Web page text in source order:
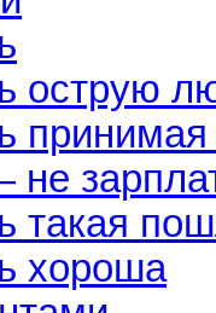
острую
принимая
не
такая
хороша